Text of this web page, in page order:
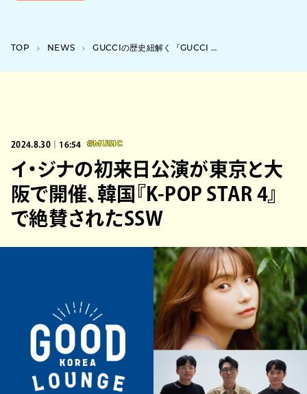
TOP NEWS GUCCIの歴史紐解く『GUCCI COSMOS』が京セラ美術館で開催、日本上陸60周年記念
2024.8.30｜16:54 #MUSIC
イ・ジナの初来日公演が東京と大
阪で開催、韓国『K-POP STAR 4』
で絶賛されたSSW